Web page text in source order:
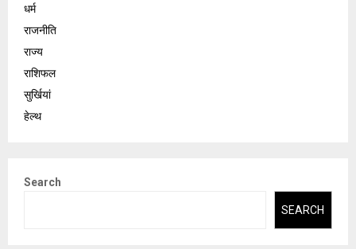
धर्म
राजनीति
राज्य
राशिफल
सुर्खियां
हेल्थ
Search
SEARCH